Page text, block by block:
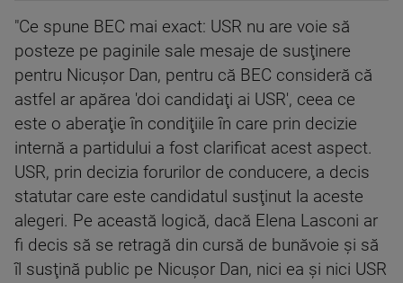
"Ce spune BEC mai exact: USR nu are voie să
posteze pe paginile sale mesaje de susţinere
pentru Nicuşor Dan, pentru că BEC consideră că
astfel ar apărea 'doi candidaţi ai USR', ceea ce
este o aberaţie în condiţiile în care prin decizie
internă a partidului a fost clarificat acest aspect.
USR, prin decizia forurilor de conducere, a decis
statutar care este candidatul susţinut la aceste
alegeri. Pe această logică, dacă Elena Lasconi ar
fi decis să se retragă din cursă de bunăvoie şi să
îl susţină public pe Nicuşor Dan, nici ea şi nici USR